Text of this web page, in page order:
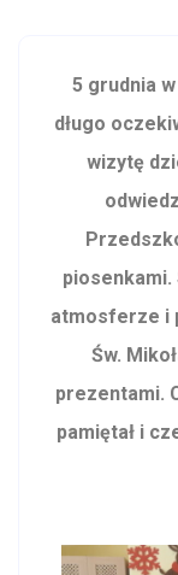
5 grudnia
długo
wizytę
piosenkami.
atmosferze i
Św.
prezentami.
pamiętał i